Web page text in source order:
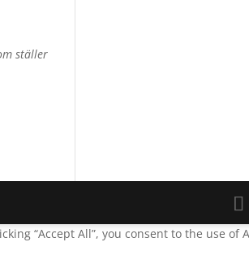
ställer
“Accept All”, you consent to the use of